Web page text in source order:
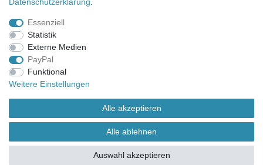
Donnerstag: 8.00 - 18.00 Uhr, Freitag 8.00 - 14.00 Uhr
KUNDENSERVICE
Telefon: (05241) 403 22 38
E-Mail: info@stoffamstueck.de
Alle Preise inklusive gesetzlicher Mehrwertsteuer und
zuzüglichVersandkosten. * Pflichtfeld
Essenziell
Statistik
Externe Medien
PayPal
Funktional
Weitere Einstellungen
Alle akzeptieren
Alle ablehnen
Auswahl akzeptieren